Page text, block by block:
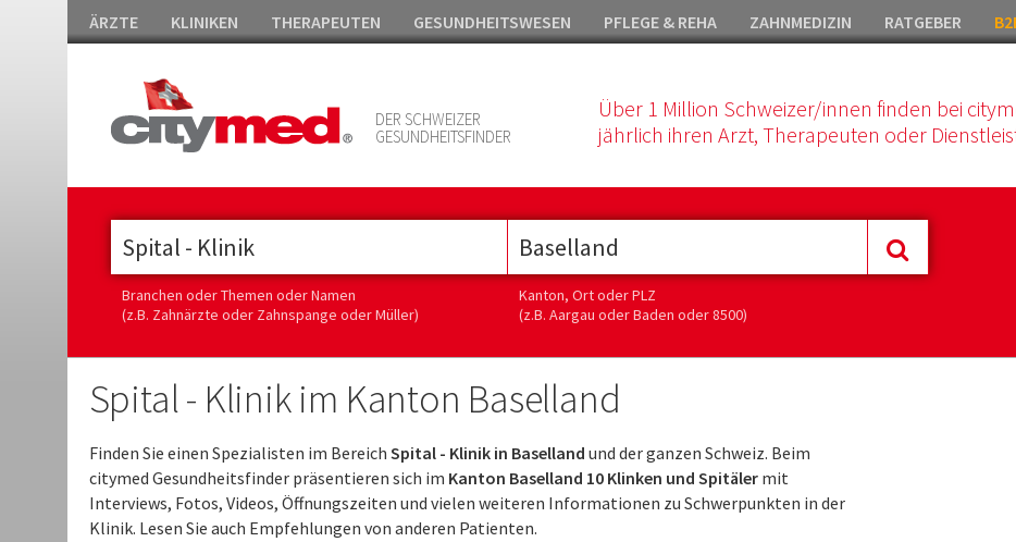
ÄRZTE KLINIKEN THERAPEUTEN GESUNDHEITSWESEN PFLEGE & REHA ZAHNMEDIZIN RATGEBER
DER SCHWEIZER
GESUNDHEITSFINDER
Über 1 Million Schweizer/innen finden bei
jährlich ihren Arzt, Therapeuten oder
Branchen oder Themen oder Namen
(z.B. Zahnärzte oder Zahnspange oder Müller)
Kanton, Ort oder PLZ
(z.B. Aargau oder Baden oder 8500)
Spital - Klinik im Kanton Baselland
Finden Sie einen Spezialisten im Bereich Spital - Klinik in Baselland und der ganzen Schweiz. Beim
citymed Gesundheitsfinder präsentieren sich im Kanton Baselland 10 Klinken und Spitäler mit
Interviews, Fotos, Videos, Öffnungszeiten und vielen weiteren Informationen zu Schwerpunkten in der
Klinik. Lesen Sie auch Empfehlungen von anderen Patienten.